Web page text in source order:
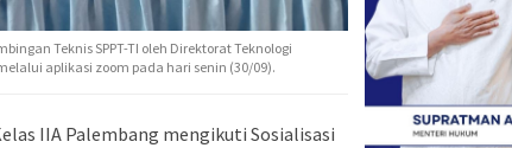
Teknis SPPT-TI oleh Direktorat Teknologi
aplikasi zoom pada hari senin (30/09).
IIA Palembang mengikuti Sosialisasi